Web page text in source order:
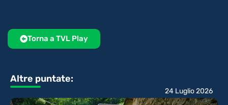
Torna a TVL Play
Altre puntate:
24 Luglio 2026